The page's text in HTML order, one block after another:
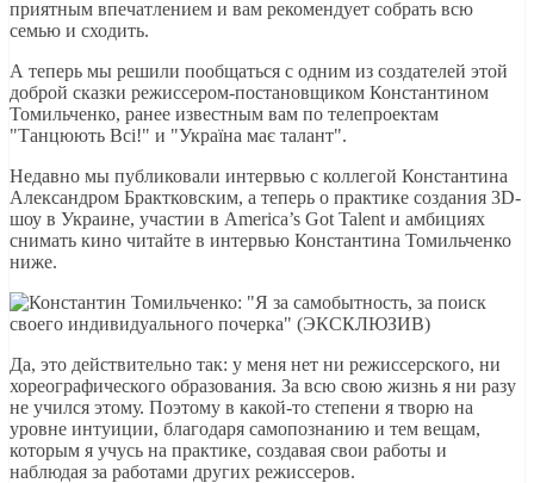
приятным впечатлением и вам рекомендует собрать всю
семью и сходить.
А теперь мы решили пообщаться с одним из создателей этой
доброй сказки режиссером-постановщиком Константином
Томильченко, ранее известным вам по телепроектам
"Танцюють Всі!" и "Україна має талант".
Недавно мы публиковали интервью с коллегой Константина
Александром Брактковским, а теперь о практике создания 3D-
шоу в Украине, участии в America’s Got Talent и амбициях
снимать кино читайте в интервью Константина Томильченко
ниже.
Да, это действительно так: у меня нет ни режиссерского, ни
хореографического образования. За всю свою жизнь я ни разу
не учился этому. Поэтому в какой-то степени я творю на
уровне интуиции, благодаря самопознанию и тем вещам,
которым я учусь на практике, создавая свои работы и
наблюдая за работами других режиссеров.